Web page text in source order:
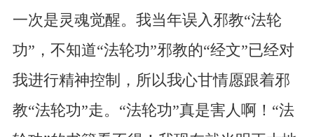
一次是灵魂觉醒。我当年误入邪教“法轮
功”，不知道“法轮功”邪教的“经文”已经对
我进行精神控制，所以我心甘情愿跟着邪
教“法轮功”走。“法轮功”真是害人啊！“法